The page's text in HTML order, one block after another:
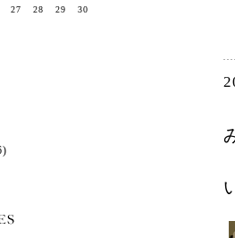
27 28 29 30